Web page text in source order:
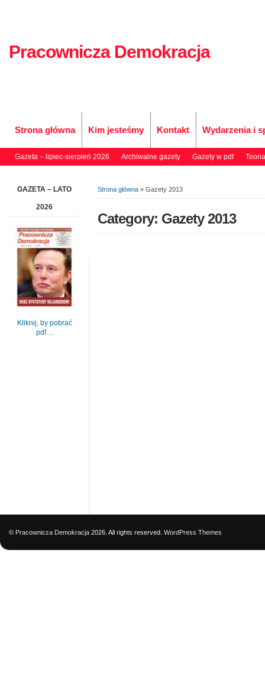
Pracownicza Demokracja
Strona główna Kim jesteśmy Kontakt Wydarzenia i
Gazeta – lipiec-sierpień 2026 Archiwalne gazety Gazety w pdf Teoria
Strona główna » Gazety 2013
Category: Gazety 2013
GAZETA – LATO
2026
Kliknij, by pobrać
pdf…
© Pracownicza Demokracja 2026. All rights reserved. WordPress Themes